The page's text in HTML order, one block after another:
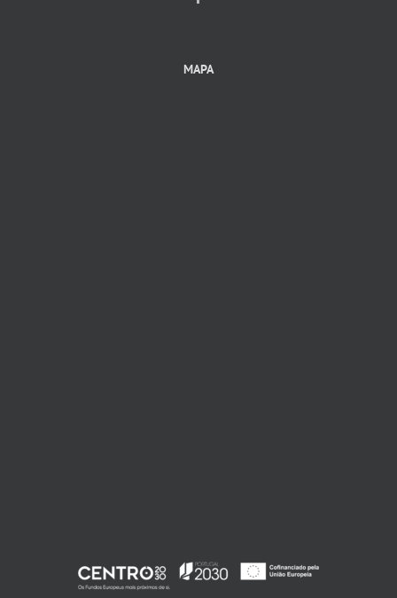
MAPA